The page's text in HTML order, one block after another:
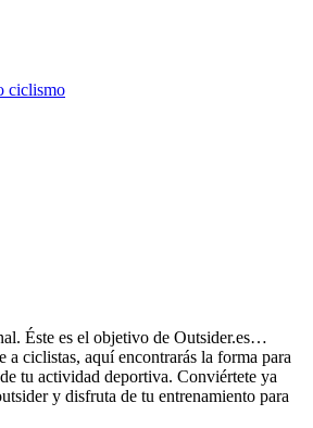
ciclismo
Éste es el objetivo de Outsider.es…
a ciclistas, aquí encontrarás la forma para
tu actividad deportiva. Conviértete ya
y disfruta de tu entrenamiento para